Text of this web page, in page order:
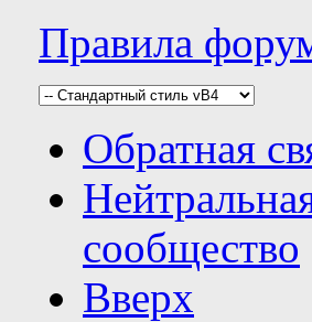
Правила
Обратная
сообщество
Вверх